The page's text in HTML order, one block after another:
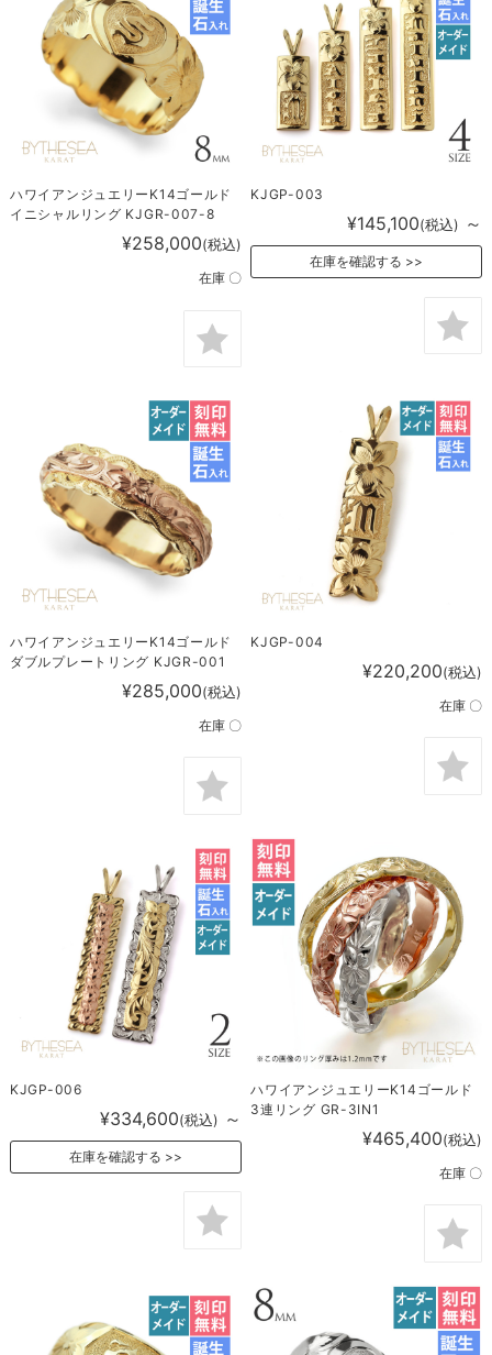
ハワイアンジュエリーK14ゴールド
イニシャルリング KJGR-007-8
¥258,000(税込)
在庫 〇
KJGP-003
¥145,100(税込) ～
在庫を確認する
ハワイアンジュエリーK14ゴールド
ダブルプレートリング KJGR-001
¥285,000(税込)
在庫 〇
KJGP-004
¥220,200(税込)
在庫 〇
KJGP-006
¥334,600(税込) ～
在庫を確認する
ハワイアンジュエリーK14ゴールド
3連リング GR-3IN1
¥465,400(税込)
在庫 〇